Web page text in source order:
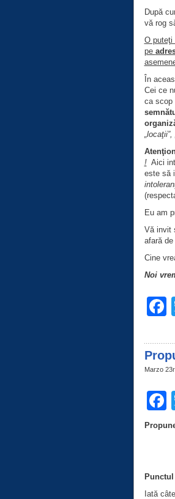
După
vă rog
O puteţi
pe
În
Cei ce
ca scop
!Aici
este să
Eu am
Vă invit
afară
Cine
Noi
Marzo
Iată